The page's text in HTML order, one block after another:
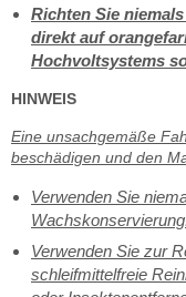
Richten Sie
direkt auf
Hochvoltsystems
HINWEIS
Eine unsachgemäße
beschädigen und den
Verwenden Sie
Verwenden Sie zur
schleifmittelfreie